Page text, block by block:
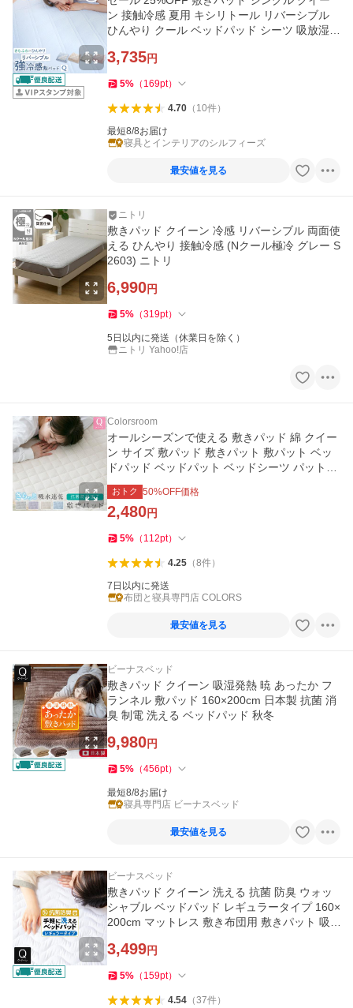
ン 接触冷感 夏用 キシリトール リバーシブル
ひんやり クール ベッドパッド シーツ 吸放湿
3,735円
5% （ 169pt）
4.70（ 10件）
最短8/8お届け
寝具とインテリアのシルフィーズ
最安値を見る
ニトリ
敷きパッド クイーン 冷感 リバーシブル 両面使
える ひんやり 接触冷感 (Nクール極冷 グレー S
2603) ニトリ
6,990円
5% （319pt）
5日以内に発送（休業日を除く）
ニトリ Yahoo!店
Colorsroom
オールシーズンで使える 敷きパッド 綿 クイー
ン サイズ 敷パッド 敷きパット 敷パット ベッ
ドパッド ベッドパット ベッドシーツ パットシ
ーツ
おトク 50%OFF価格
2,480円
5% （ 112pt）
4.25（8件）
7日以内に発送
布団と寝具専門店 COLORS
最安値を見る
ビーナスベッド
敷きパッド クイーン 吸湿発熱 暁 あったか フ
ランネル 敷パッド 160×200cm 日本製 抗菌 消
臭 制電 洗える ベッドパッド 秋冬
9,980円
5% （456pt）
最短8/8お届け
寝具専門店 ビーナスベッド
最安値を見る
ビーナスベッド
敷きパッド クイーン 洗える 抗菌 防臭 ウォッ
シャブル ベッドパッド レギュラータイプ 160×
200cm マットレス 敷き布団用 敷きパット 吸
3,499円
5% （ 159pt）
4.54（37件）